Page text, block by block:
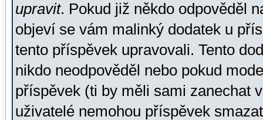
upravit. Pokud již někdo odpověděl
objeví se vám malinký dodatek u
tento příspěvek upravovali. Tento
nikdo neodpověděl nebo pokud
příspěvek (ti by měli sami zanechat
uživatelé nemohou příspěvek